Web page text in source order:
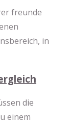
freunde
in
die
einem